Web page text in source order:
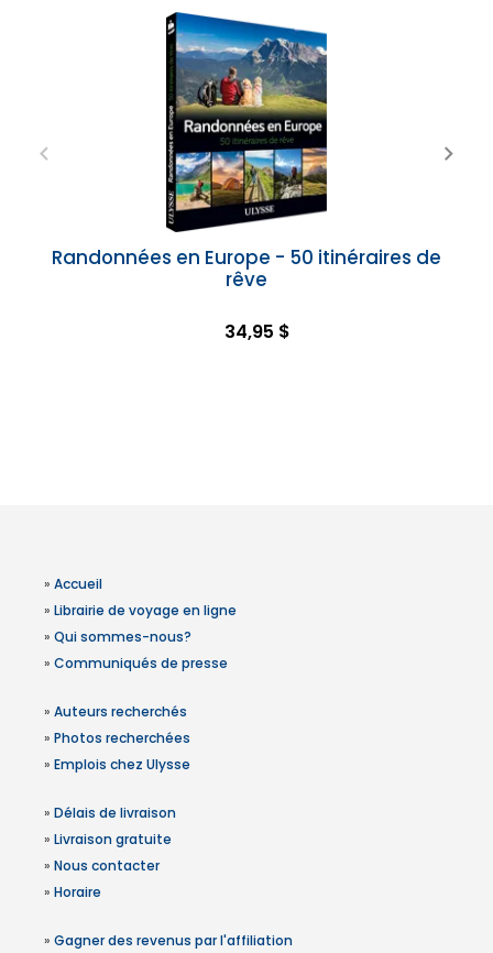
Randonnées en Europe - 50 itinéraires de
rêve
34,95 $
» Accueil
» Librairie de voyage en ligne
» Qui sommes-nous?
» Communiqués de presse
» Auteurs recherchés
» Photos recherchées
» Emplois chez Ulysse
» Délais de livraison
» Livraison gratuite
» Nous contacter
» Horaire
» Gagner des revenus par l'affiliation